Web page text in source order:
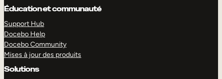
Éducation et communauté
Support Hub
Docebo Help
Docebo Community
Mises à jour des produits
Solutions